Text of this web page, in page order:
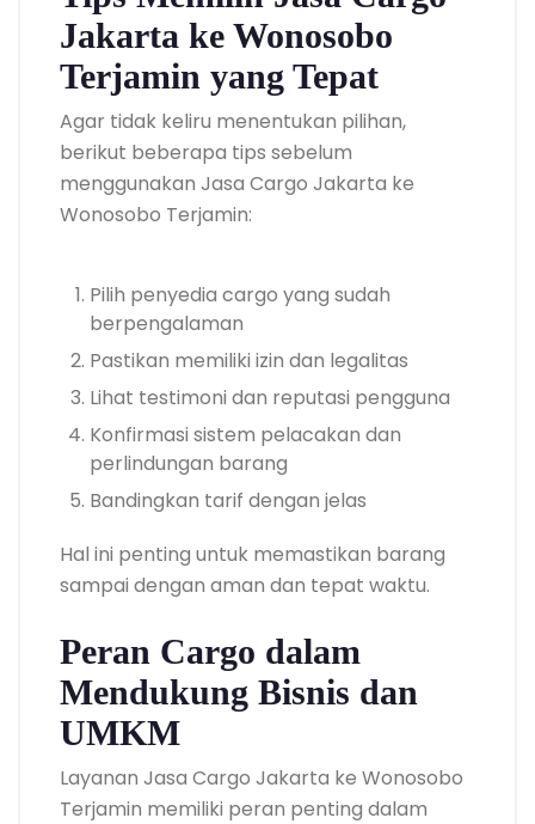
Jakarta ke Wonosobo
Terjamin yang Tepat
Agar tidak keliru menentukan pilihan,
berikut beberapa tips sebelum
menggunakan Jasa Cargo Jakarta ke
Wonosobo Terjamin:
Pilih penyedia cargo yang sudah
berpengalaman
Pastikan memiliki izin dan legalitas
Lihat testimoni dan reputasi pengguna
Konfirmasi sistem pelacakan dan
perlindungan barang
Bandingkan tarif dengan jelas
Hal ini penting untuk memastikan barang
sampai dengan aman dan tepat waktu.
Peran Cargo dalam
Mendukung Bisnis dan
UMKM
Layanan Jasa Cargo Jakarta ke Wonosobo
Terjamin memiliki peran penting dalam